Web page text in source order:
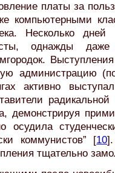
платы за
компьютерными
Несколько дней
однажды даже
администрацию
активно
демонстрируя
осудила
коммунистов” [10
тщательно